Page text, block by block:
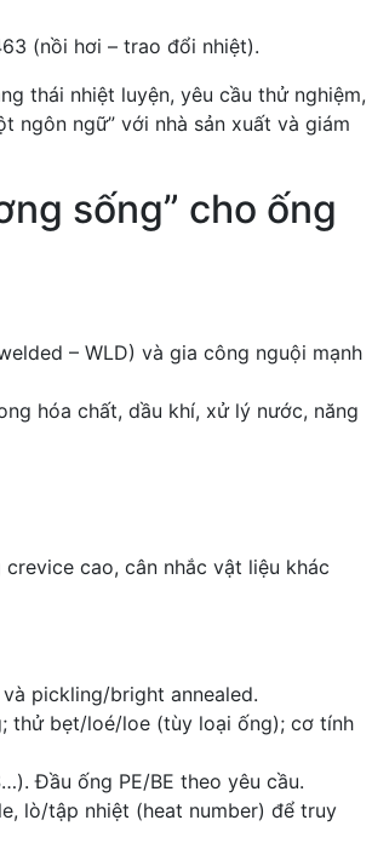
(nồi hơi – trao đổi nhiệt).
thái nhiệt luyện, yêu cầu thử nghiệm,
ngôn ngữ” với nhà sản xuất và giám
sống” cho ống
– WLD) và gia công nguội mạnh
hóa chất, dầu khí, xử lý nước, năng
cao, cân nhắc vật liệu khác
pickling/bright annealed.
thử bẹt/loé/loe (tùy loại ống); cơ tính
Đầu ống PE/BE theo yêu cầu.
lò/tập nhiệt (heat number) để truy